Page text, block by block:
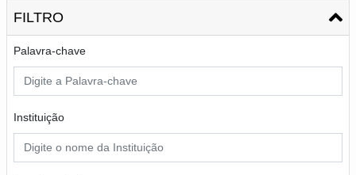
FILTRO
Palavra-chave
Instituição